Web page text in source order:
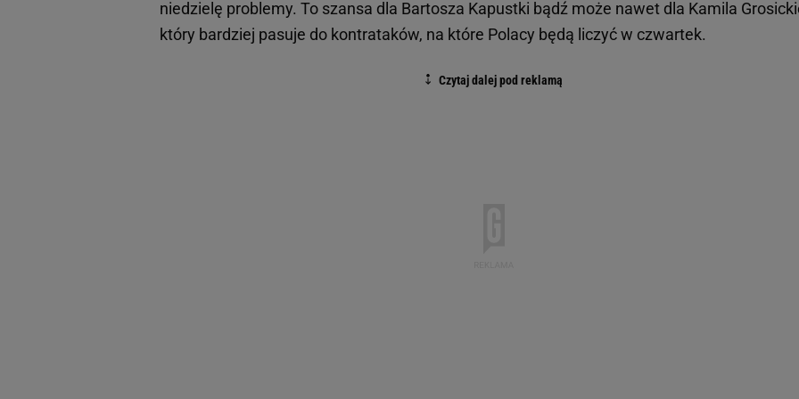
niedzielę problemy. To szansa dla Bartosza Kapustki bądź może nawet dla Kamila
który bardziej pasuje do kontrataków, na które Polacy będą liczyć w czwartek.